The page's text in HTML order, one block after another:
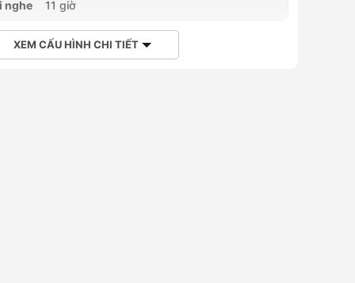
nghe 11 giờ
XEM CẤU HÌNH CHI TIẾT